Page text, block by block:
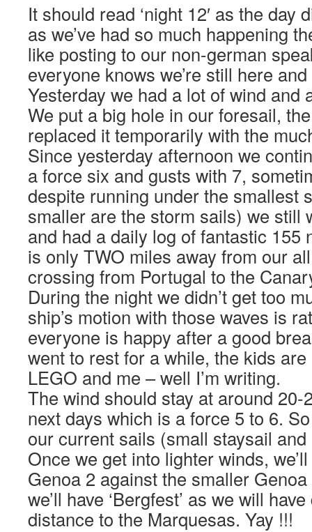
It should read ‘night 12′ as the day
as we’ve had so much happening
like posting to our non-german
everyone knows we’re still here
Yesterday we had a lot of wind and
We put a big hole in our foresail,
replaced it temporarily with the
Since yesterday afternoon we
a force six and gusts with 7,
despite running under the smallest
smaller are the storm sails) we still
and had a daily log of fantastic 155
is only TWO miles away from our
crossing from Portugal to the
During the night we didn’t get too
ship’s motion with those waves is
everyone is happy after a good
went to rest for a while, the kids
LEGO and me – well I’m writing.
The wind should stay at around 20-
next days which is a force 5 to 6.
our current sails (small staysail
Once we get into lighter winds,
Genoa 2 against the smaller
we’ll have ‘Bergfest’ as we will
distance to the Marquesas. Yay !!!